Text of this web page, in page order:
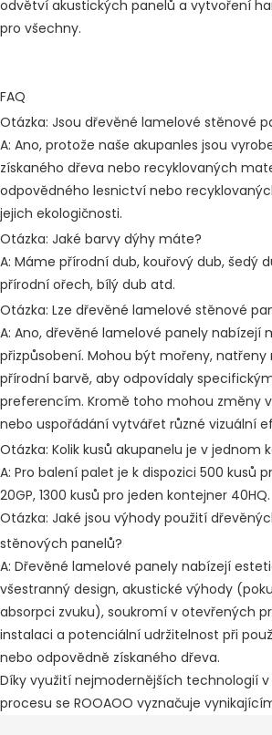
odvětví akustických panelů a vytvoření
pro všechny.
FAQ
Otázka: Jsou dřevěné lamelové stěnové
A: Ano, protože naše akupanles jsou
získaného dřeva nebo recyklovaných
odpovědného lesnictví nebo
jejich ekologičnosti.
Otázka: Jaké barvy dýhy máte?
A: Máme přírodní dub, kouřový dub, šedý
přírodní ořech, bílý dub atd.
Otázka: Lze dřevěné lamelové stěnové
A: Ano, dřevěné lamelové panely nabízejí
přizpůsobení. Mohou být mořeny,
přírodní barvě, aby odpovídaly
preferencím. Kromě toho mohou změny
nebo uspořádání vytvářet různé vizuální
Otázka: Kolik kusů akupanelu je v jednom
A: Pro balení palet je k dispozici 500 kusů
20GP, 1300 kusů pro jeden kontejner 40HQ.
Otázka: Jaké jsou výhody použití
stěnových panelů?
A: Dřevěné lamelové panely nabízejí
všestranný design, akustické výhody
absorpci zvuku), soukromí v otevřených
instalaci a potenciální udržitelnost při
nebo odpovědně získaného dřeva.
Díky využití nejmodernějších technologií
procesu se ROOAOO vyznačuje